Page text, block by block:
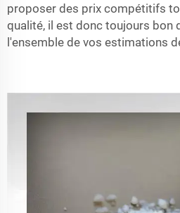
proposer des prix compétitifs
qualité, il est donc toujours bon
l'ensemble de vos estimations